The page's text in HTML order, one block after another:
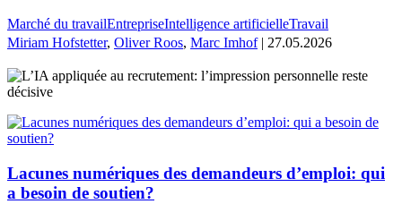
Marché du travailEntrepriseIntelligence artificielleTravail
Miriam Hofstetter, Oliver Roos, Marc Imhof| 27.05.2026
Lacunes numériques des demandeurs d’emploi: qui
a besoin de soutien?